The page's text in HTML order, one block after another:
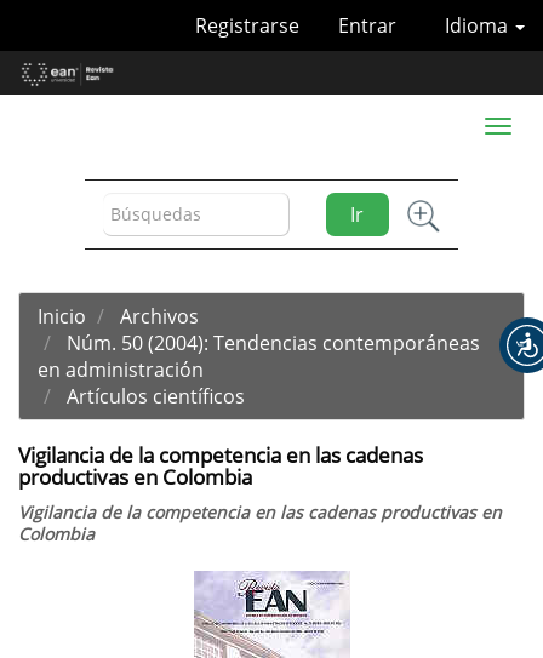
Contenido
principal
Idioma
Registrarse Entrar
Ir
Toggle
Inicio
Archivos
Núm. 50 (2004): Tendencias contemporáneas
en administración
Artículos científicos
Vigilancia de la competencia en las cadenas
productivas en Colombia
Vigilancia de la competencia en las cadenas productivas en
Colombia